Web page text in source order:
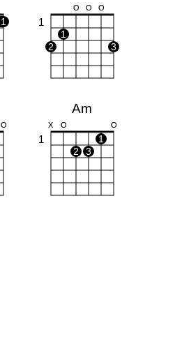
1
O O O
1
1
2
3
O
Am
X O O
1
1
2
3